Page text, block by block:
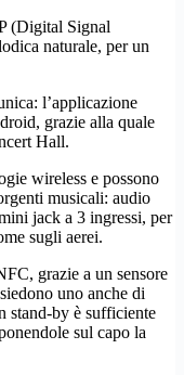
(Digital Signal
naturale, per un
l’applicazione
grazie alla quale
Hall.
wireless e possono
musicali: audio
jack a 3 ingressi, per
sugli aerei.
grazie a un sensore
uno anche di
stand-by è sufficiente
sul capo la